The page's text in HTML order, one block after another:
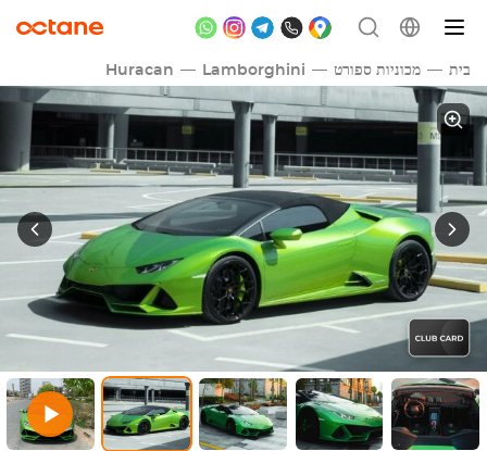
בית מכוניות ספורט Lamborghini
Huracan